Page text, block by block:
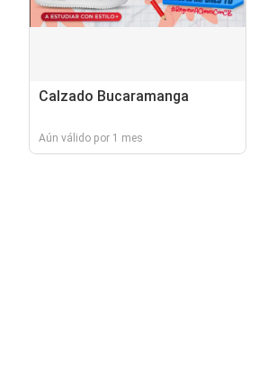
Calzado Bucaramanga
Aún válido por 1 mes